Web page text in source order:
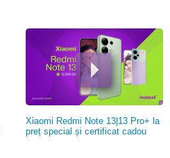
Xiaomi Redmi Note 13|13 Pro+ la
preț special și certificat cadou